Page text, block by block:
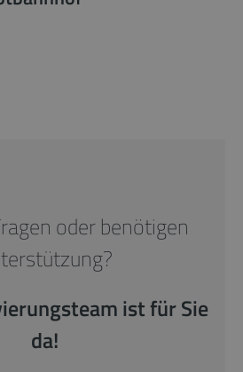
oder benötigen
ist für Sie
da!